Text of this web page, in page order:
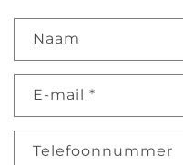
Naam
E‑mail *
Telefoonnummer